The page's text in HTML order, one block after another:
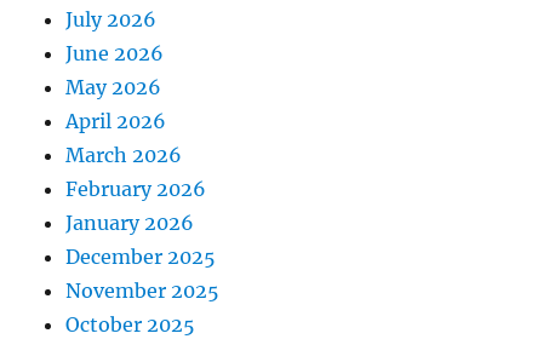
July 2026
June 2026
May 2026
April 2026
March 2026
February 2026
January 2026
December 2025
November 2025
October 2025